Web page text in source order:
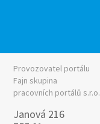
Provozovatel portálu
Fajn skupina
pracovních portálů s.r.o.
Janová 216